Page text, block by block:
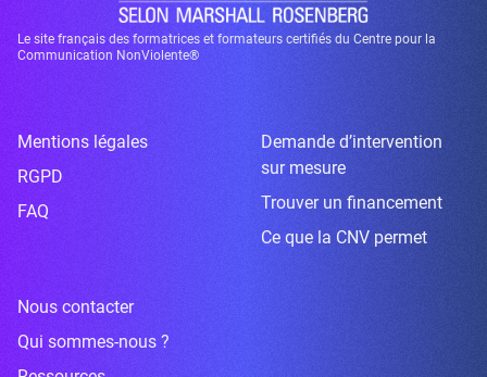
Le site français des formatrices et formateurs certifiés du Centre pour la
Communication NonViolente®
Mentions légales
RGPD
FAQ
Demande d’intervention
sur mesure
Trouver un financement
Ce que la CNV permet
Nous contacter
Qui sommes-nous ?